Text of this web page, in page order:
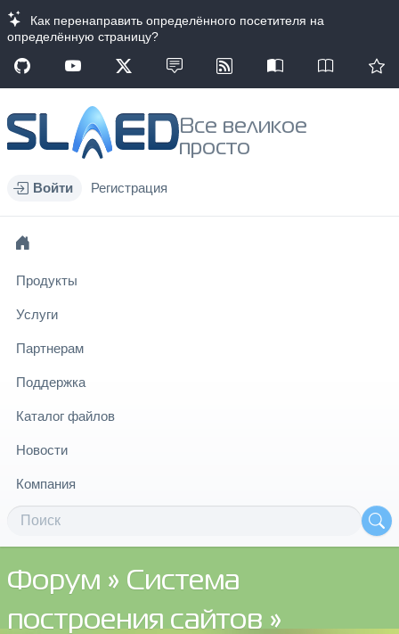
Как перенаправить определённого посетителя на
определённую страницу?
Все великое
просто
Войти Регистрация
Продукты
Услуги
Партнерам
Поддержка
Каталог файлов
Новости
Компания
Форум » Система
построения сайтов »